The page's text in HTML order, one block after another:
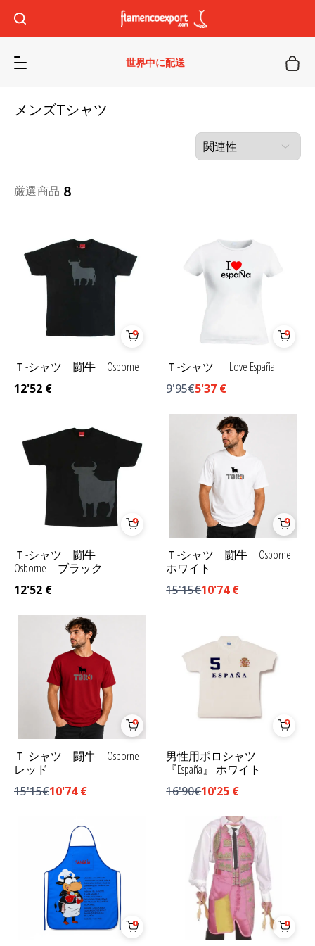
世界中に配送
メンズTシャツ
厳選商品 8
Ｔ-シャツ 闘牛 Osborne
12'52 €
Ｔ-シャツ I Love España
9'95€5'37 €
Ｔ-シャツ 闘牛
Osborne ブラック
12'52 €
Ｔ-シャツ 闘牛 Osborne
ホワイト
15'15€10'74€
Ｔ-シャツ 闘牛 Osborne
レッド
15'15€10'74€
男性用ポロシャツ
『España』 ホワイト
16'90€10'25 €